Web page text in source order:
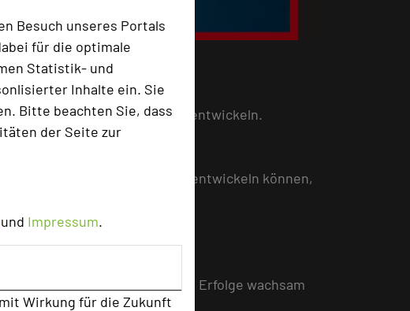
Besuch unseres Portals
für die optimale
Statistik- und
Inhalte ein. Sie
Bitte beachten Sie, dass
der Seite zur
und Impressum.
Wirkung für die Zukunft
Angebote für neue Märkte entwickeln.
Sie Ihre Teamkultur weiterentwickeln können,
in Zeiten sicher geglaubter Erfolge wachsam